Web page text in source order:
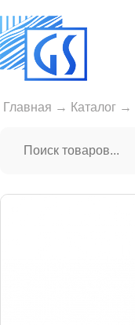
Главная → Каталог →